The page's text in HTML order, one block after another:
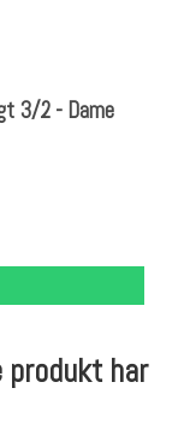
3/2 - Dame
produkt har